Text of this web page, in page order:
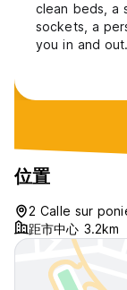
clean beds, a
sockets, a
you in and
more than
have
patchy, you
for 20mins
showered, the
bleak. But as I
everything it
cannot fault it.
位置
2 Calle sur
距市中心 3.2km